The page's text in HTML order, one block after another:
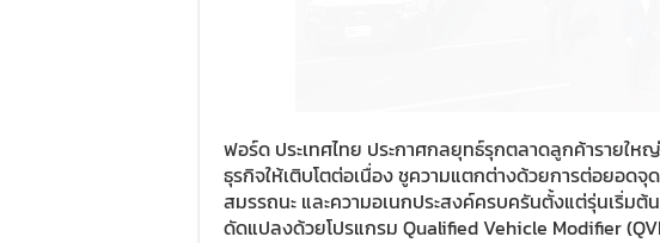
ฟอร์ด ประเทศไทย ประกาศกลยุทธ์รุกตลาดลูกค้าราย
ธุรกิจให้เติบโตต่อเนื่อง ชูความแตกต่างด้วยการต่อยอด
สมรรถนะ และความอเนกประสงค์ครบครันตั้งแต่รุ่นเริ่ม
ดัดแปลงด้วยโปรแกรม Qualified Vehicle Modifier